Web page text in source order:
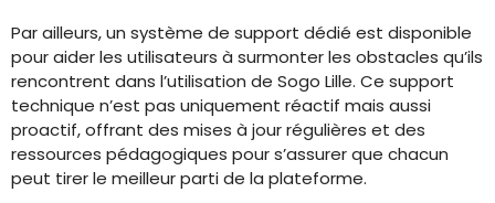
Par ailleurs, un système de support dédié est disponible
pour aider les utilisateurs à surmonter les obstacles qu’ils
rencontrent dans l’utilisation de Sogo Lille. Ce support
technique n’est pas uniquement réactif mais aussi
proactif, offrant des mises à jour régulières et des
ressources pédagogiques pour s’assurer que chacun
peut tirer le meilleur parti de la plateforme.